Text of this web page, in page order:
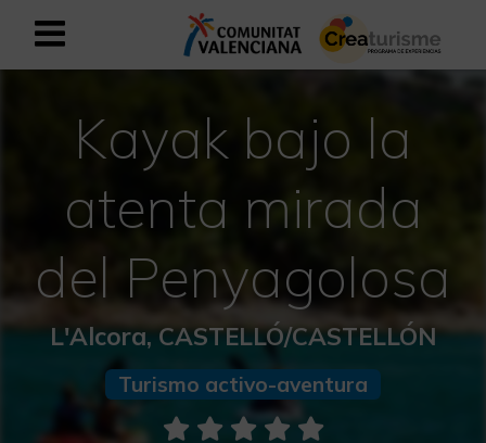
Español
Mediterráneo Activo-Deportivo
Mediterráneo Cultural
Mediterráneo Natural-Rural
Experiencias en otoño
Kayak bajo la
atenta mirada
del Penyagolosa
L'Alcora, CASTELLÓ/CASTELLÓN
Turismo activo-aventura